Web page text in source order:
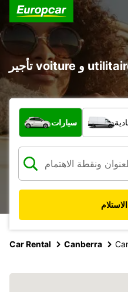
ما نوع المركبة؟
سيارات
Car Rental Canberra